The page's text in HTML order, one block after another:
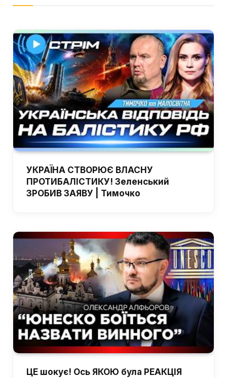
УКРАЇНА СТВОРЮЄ ВЛАСНУ
ПРОТИБАЛІСТИКУ! Зеленський
ЗРОБИВ ЗАЯВУ | Тимочко
ЦЕ шокує! Ось ЯКОЮ була РЕАКЦІЯ